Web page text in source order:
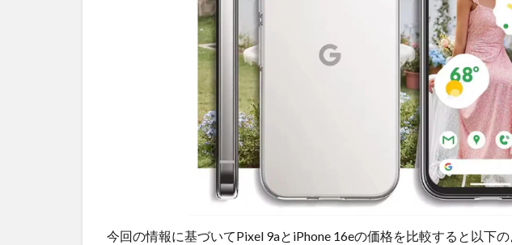
ョッ
今回の情報に基づいてPixel 9aとiPhone 16eの価格を比較すると以下の